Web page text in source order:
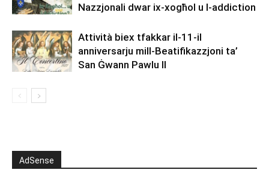
Nazzjonali dwar ix-xogħol u l-addiction
Attività biex tfakkar il-11-il
anniversarju mill-Beatifikazzjoni ta’
San Ġwann Pawlu II
AdSense